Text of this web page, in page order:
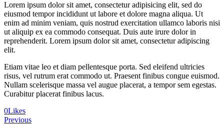
Lorem ipsum dolor sit amet, consectetur adipisicing elit, sed do
eiusmod tempor incididunt ut labore et dolore magna aliqua. Ut
enim ad minim veniam, quis nostrud exercitation ullamco laboris nisi
ut aliquip ex ea commodo consequat. Duis aute irure dolor in
reprehenderit. Lorem ipsum dolor sit amet, consectetur adipiscing
elit.
Etiam vitae leo et diam pellentesque porta. Sed eleifend ultricies
risus, vel rutrum erat commodo ut. Praesent finibus congue euismod.
Nullam scelerisque massa vel augue placerat, a tempor sem egestas.
Curabitur placerat finibus lacus.
0Likes
Yazı
Previous